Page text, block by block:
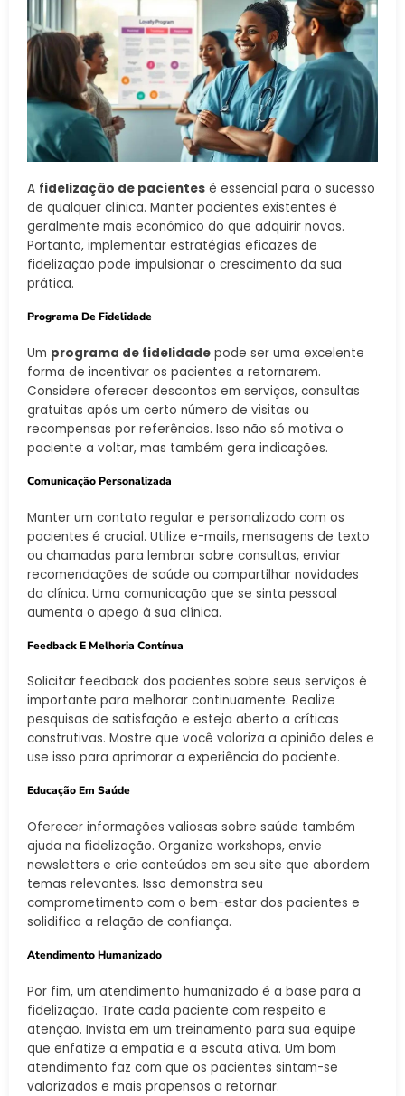
A fidelização de pacientes é essencial para o sucesso
de qualquer clínica. Manter pacientes existentes é
geralmente mais econômico do que adquirir novos.
Portanto, implementar estratégias eficazes de
fidelização pode impulsionar o crescimento da sua
prática.
Programa De Fidelidade
Um programa de fidelidade pode ser uma excelente
forma de incentivar os pacientes a retornarem.
Considere oferecer descontos em serviços, consultas
gratuitas após um certo número de visitas ou
recompensas por referências. Isso não só motiva o
paciente a voltar, mas também gera indicações.
Comunicação Personalizada
Manter um contato regular e personalizado com os
pacientes é crucial. Utilize e-mails, mensagens de texto
ou chamadas para lembrar sobre consultas, enviar
recomendações de saúde ou compartilhar novidades
da clínica. Uma comunicação que se sinta pessoal
aumenta o apego à sua clínica.
Feedback E Melhoria Contínua
Solicitar feedback dos pacientes sobre seus serviços é
importante para melhorar continuamente. Realize
pesquisas de satisfação e esteja aberto a críticas
construtivas. Mostre que você valoriza a opinião deles e
use isso para aprimorar a experiência do paciente.
Educação Em Saúde
Oferecer informações valiosas sobre saúde também
ajuda na fidelização. Organize workshops, envie
newsletters e crie conteúdos em seu site que abordem
temas relevantes. Isso demonstra seu
comprometimento com o bem-estar dos pacientes e
solidifica a relação de confiança.
Atendimento Humanizado
Por fim, um atendimento humanizado é a base para a
fidelização. Trate cada paciente com respeito e
atenção. Invista em um treinamento para sua equipe
que enfatize a empatia e a escuta ativa. Um bom
atendimento faz com que os pacientes sintam-se
valorizados e mais propensos a retornar.